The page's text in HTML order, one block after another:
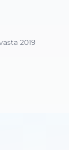
2019